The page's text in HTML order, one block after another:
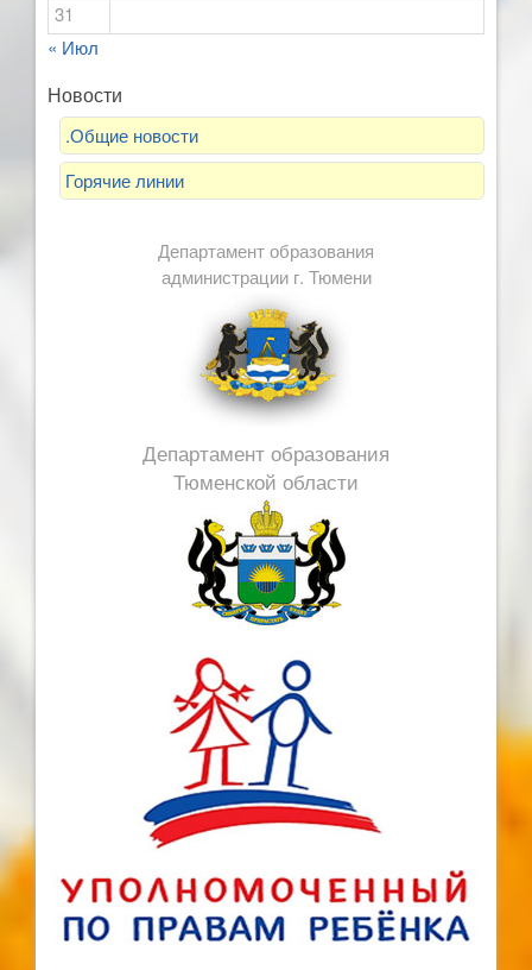
31
« Июл
Новости
.Общие новости
Горячие линии
Департамент образования
администрации г. Тюмени
Департамент образования
Тюменской области